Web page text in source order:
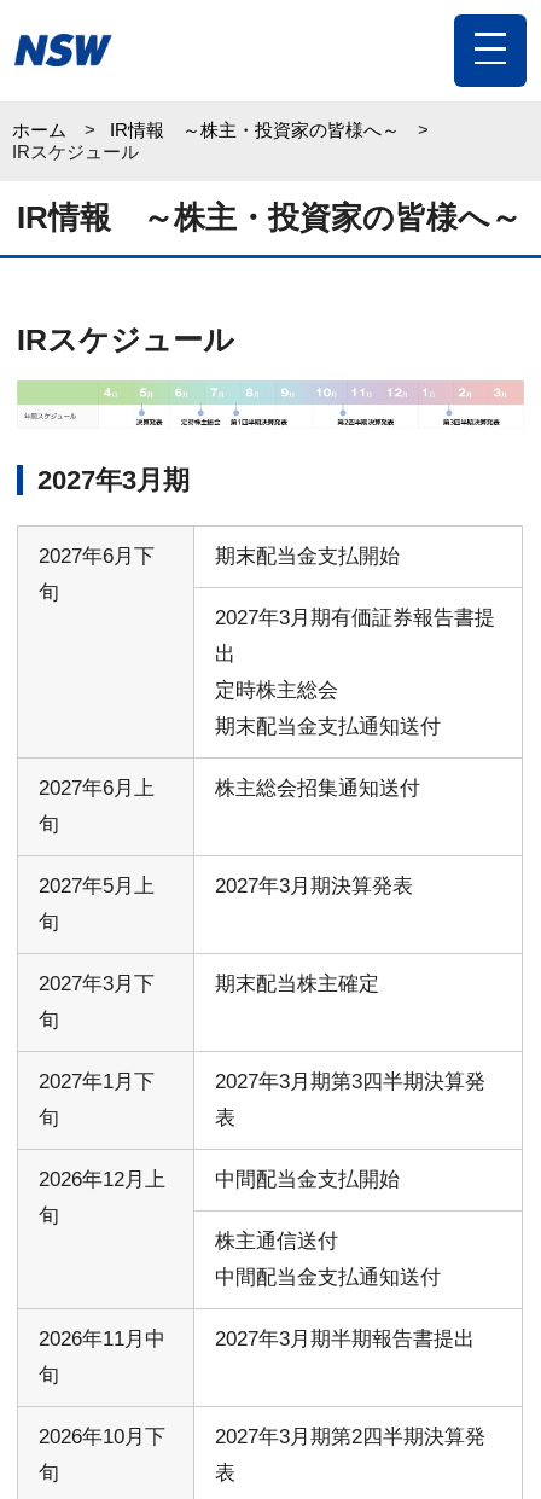
toggle
ホーム
IR情報 ～株主・投資家の皆様へ～
IRスケジュール
IR情報 ～株主・投資家の皆様へ～
IRスケジュール
2027年3月期
2027年6月下
旬
期末配当金支払開始
2027年3月期有価証券報告書提
出
定時株主総会
期末配当金支払通知送付
2027年6月上
旬
株主総会招集通知送付
2027年5月上
旬
2027年3月期決算発表
2027年3月下
旬
期末配当株主確定
2027年1月下
旬
2027年3月期第3四半期決算発
表
2026年12月上
旬
中間配当金支払開始
株主通信送付
中間配当金支払通知送付
2026年11月中
旬
2027年3月期半期報告書提出
2026年10月下
旬
2027年3月期第2四半期決算発
表